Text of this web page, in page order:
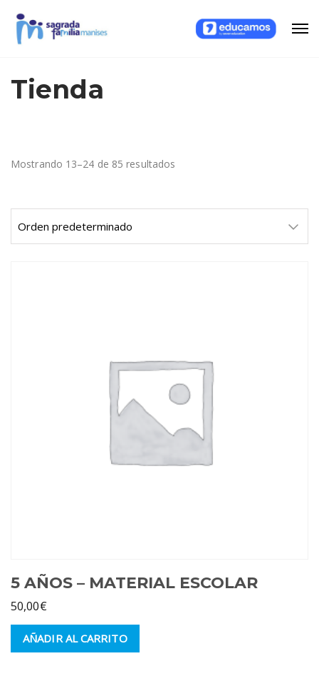
Tienda
Mostrando 13–24 de 85 resultados
5 AÑOS – MATERIAL ESCOLAR
50,00€
AÑADIR AL CARRITO